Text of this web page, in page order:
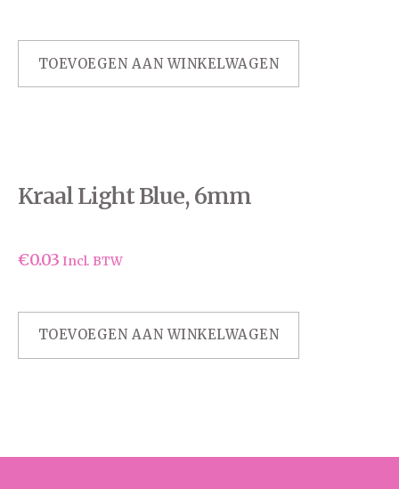
TOEVOEGEN AAN WINKELWAGEN
Kraal Light Blue, 6mm
€0.03 Incl. BTW
TOEVOEGEN AAN WINKELWAGEN